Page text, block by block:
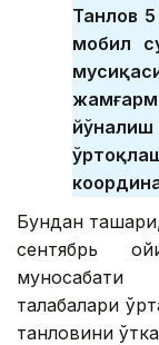
Танлов
мобил
Бундан
сентябрь
муносабати
талабалари
танловини